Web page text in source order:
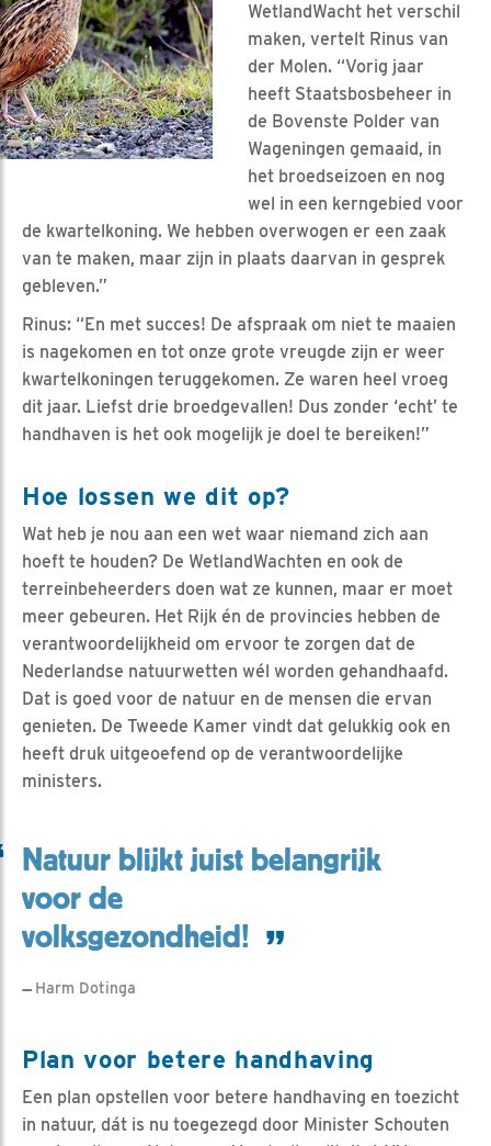
WetlandWacht het verschil
maken, vertelt Rinus van
der Molen. “Vorig jaar
heeft Staatsbosbeheer in
de Bovenste Polder van
Wageningen gemaaid, in
het broedseizoen en nog
wel in een kerngebied voor
de kwartelkoning. We hebben overwogen er een zaak
van te maken, maar zijn in plaats daarvan in gesprek
gebleven.”
Rinus: “En met succes! De afspraak om niet te maaien
is nagekomen en tot onze grote vreugde zijn er weer
kwartelkoningen teruggekomen. Ze waren heel vroeg
dit jaar. Liefst drie broedgevallen! Dus zonder ‘echt’ te
handhaven is het ook mogelijk je doel te bereiken!”
Hoe lossen we dit op?
Wat heb je nou aan een wet waar niemand zich aan
hoeft te houden? De WetlandWachten en ook de
terreinbeheerders doen wat ze kunnen, maar er moet
meer gebeuren. Het Rijk én de provincies hebben de
verantwoordelijkheid om ervoor te zorgen dat de
Nederlandse natuurwetten wél worden gehandhaafd.
Dat is goed voor de natuur en de mensen die ervan
genieten. De Tweede Kamer vindt dat gelukkig ook en
heeft druk uitgeoefend op de verantwoordelijke
ministers.
Natuur blijkt juist belangrijk
voor de
volksgezondheid!
Harm Dotinga
Plan voor betere handhaving
Een plan opstellen voor betere handhaving en toezicht
in natuur, dát is nu toegezegd door Minister Schouten